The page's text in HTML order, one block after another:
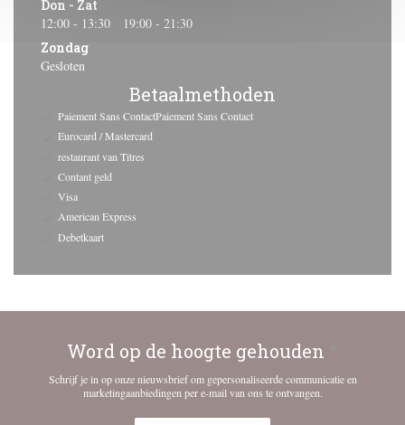
Don - Zat
12:00 - 13:30
19:00 - 21:30
Zondag
Gesloten
Betaalmethoden
Paiement Sans ContactPaiement Sans Contact
Eurocard / Mastercard
restaurant van Titres
Contant geld
Visa
American Express
Debetkaart
Word op de hoogte gehouden
Schrijf je in op onze nieuwsbrief om gepersonaliseerde communicatie en
marketingaanbiedingen per e-mail van ons te ontvangen.